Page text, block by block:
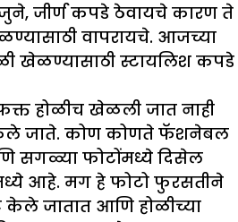
जुने, जीर्ण कपडे ठेवायचे कारण ते
वापरायचे. आजच्या
खेळण्यासाठी स्टायलिश कपडे
होळीच खेळली जात नाही
केले जाते. कोण कोणते फॅशनेबल
सगळ्या फोटोंमध्ये दिसेल
आहे. मग हे फोटो फुरसतीने
जातात आणि होळीच्या